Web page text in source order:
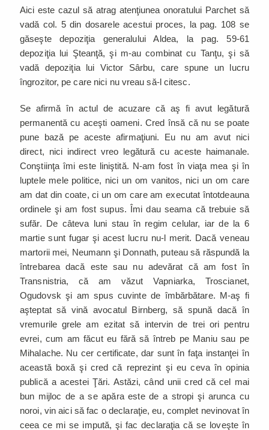
Aici este cazul să atrag atenţiunea onoratului Parchet să
vadă col. 5 din dosarele acestui proces, la pag. 108 se
găseşte depoziţia generalului Aldea, la pag. 59-61
depoziţia lui Şteanţă, şi m-au combinat cu Tanţu, şi să
vadă depoziţia lui Victor Sârbu, care spune un lucru
îngrozitor, pe care nici nu vreau să-l citesc.
Se afirmă în actul de acuzare că aş fi avut legătură
permanentă cu aceşti oameni. Cred însă că nu se poate
pune bază pe aceste afirmaţiuni. Eu nu am avut nici
direct, nici indirect vreo legătură cu aceste haimanale.
Conştiinţa îmi este liniştită. N-am fost în viaţa mea şi în
luptele mele politice, nici un om vanitos, nici un om care
am dat din coate, ci un om care am executat întotdeauna
ordinele şi am fost supus. Îmi dau seama că trebuie să
sufăr. De câteva luni stau în regim celular, iar de la 6
martie sunt fugar şi acest lucru nu-l merit. Dacă veneau
martorii mei, Neumann şi Donnath, puteau să răspundă la
întrebarea dacă este sau nu adevărat că am fost în
Transnistria, că am văzut Vapniarka, Troscianet,
Ogudovsk şi am spus cuvinte de îmbărbătare. M-aş fi
aşteptat să vină avocatul Birnberg, să spună dacă în
vremurile grele am ezitat să intervin de trei ori pentru
evrei, cum am făcut eu fără să întreb pe Maniu sau pe
Mihalache. Nu cer certificate, dar sunt în faţa instanţei în
această boxă şi cred că reprezint şi eu ceva în opinia
publică a acestei Ţări. Astăzi, când unii cred că cel mai
bun mijloc de a se apăra este de a stropi şi arunca cu
noroi, vin aici să fac o declaraţie, eu, complet nevinovat în
ceea ce mi se impută, şi fac declaraţia că se loveşte în